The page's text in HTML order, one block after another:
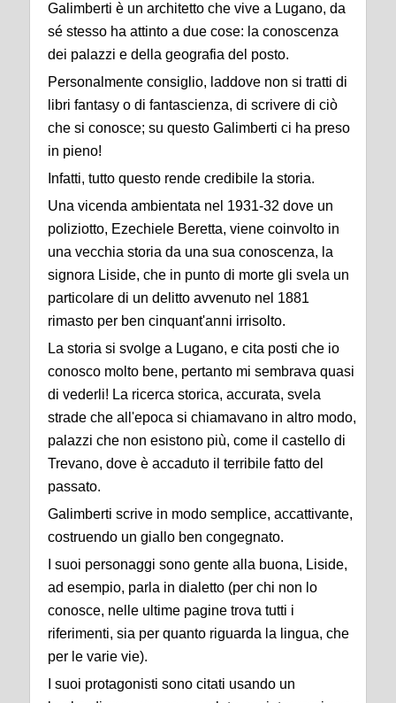
Galimberti è un architetto che vive a Lugano, da
sé stesso ha attinto a due cose: la conoscenza
dei palazzi e della geografia del posto.
Personalmente consiglio, laddove non si tratti di
libri fantasy o di fantascienza, di scrivere di ciò
che si conosce; su questo Galimberti ci ha preso
in pieno!
Infatti, tutto questo rende credibile la storia.
Una vicenda ambientata nel 1931-32 dove un
poliziotto, Ezechiele Beretta, viene coinvolto in
una vecchia storia da una sua conoscenza, la
signora Liside, che in punto di morte gli svela un
particolare di un delitto avvenuto nel 1881
rimasto per ben cinquant'anni irrisolto.
La storia si svolge a Lugano, e cita posti che io
conosco molto bene, pertanto mi sembrava quasi
di vederli! La ricerca storica, accurata, svela
strade che all'epoca si chiamavano in altro modo,
palazzi che non esistono più, come il castello di
Trevano, dove è accaduto il terribile fatto del
passato.
Galimberti scrive in modo semplice, accattivante,
costruendo un giallo ben congegnato.
I suoi personaggi sono gente alla buona, Liside,
ad esempio, parla in dialetto (per chi non lo
conosce, nelle ultime pagine trova tutti i
riferimenti, sia per quanto riguarda la lingua, che
per le varie vie).
I suoi protagonisti sono citati usando un